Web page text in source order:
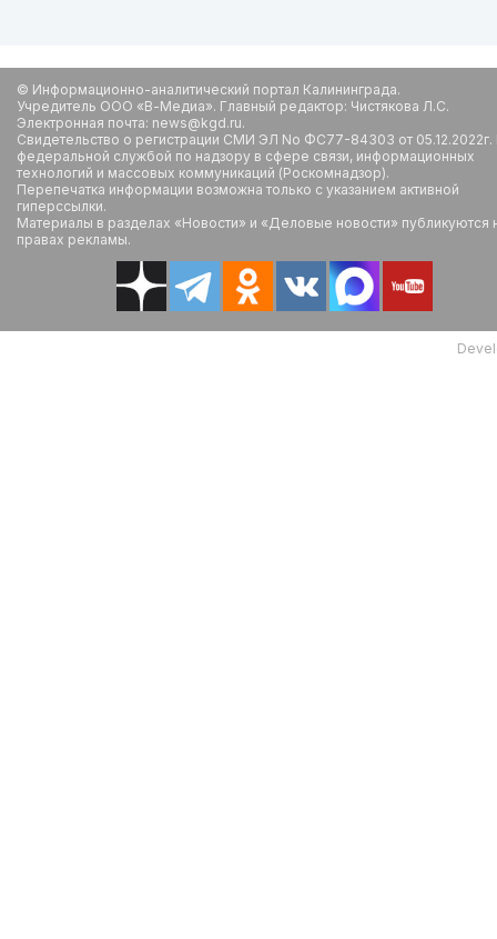
© Информационно-аналитический портал Калининграда.
Учредитель ООО «В-Медиа». Главный редактор: Чистякова Л.С.
Электронная почта: news@kgd.ru.
Свидетельство о регистрации СМИ ЭЛ No ФС77-84303 от
федеральной службой по надзору в сфере связи, информационных
технологий и массовых коммуникаций (Роскомнадзор).
Перепечатка информации возможна только с указанием активной
гиперссылки.
Материалы в разделах «Новости» и «Деловые новости» публикуются
правах рекламы.